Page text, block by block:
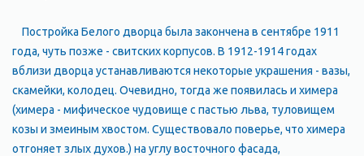
Постройка Белого дворца была закончена в сентябре 1911
года, чуть позже - свитских корпусов. В 1912-1914 годах
вблизи дворца устанавливаются некоторые украшения - вазы,
скамейки, колодец. Очевидно, тогда же появилась и химера
(химера - мифическое чудовище с пастью льва, туловищем
козы и змеиным хвостом. Существовало поверье, что химера
отгоняет злых духов.) на углу восточного фасада,